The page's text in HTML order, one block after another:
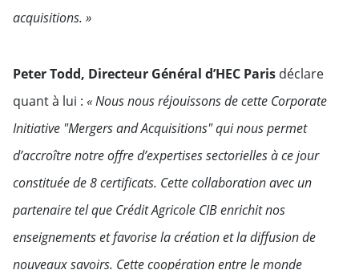
acquisitions. »
Peter Todd, Directeur Général d’HEC Paris déclare
quant à lui : « Nous nous réjouissons de cette Corporate
Initiative "Mergers and Acquisitions" qui nous permet
d’accroître notre offre d’expertises sectorielles à ce jour
constituée de 8 certificats. Cette collaboration avec un
partenaire tel que Crédit Agricole CIB enrichit nos
enseignements et favorise la création et la diffusion de
nouveaux savoirs. Cette coopération entre le monde